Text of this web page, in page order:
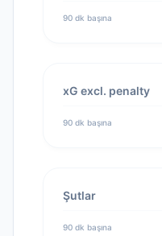
90 dk başına
xG excl. penalty
90 dk başına
Şutlar
90 dk başına